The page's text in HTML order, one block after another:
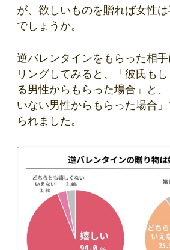
が、欲しいものを贈れば女性
でしょうか。
逆バレンタインをもらった相
リングしてみると、「彼氏も
る男性からもらった場合」と
いない男性からもらった場合
られました。